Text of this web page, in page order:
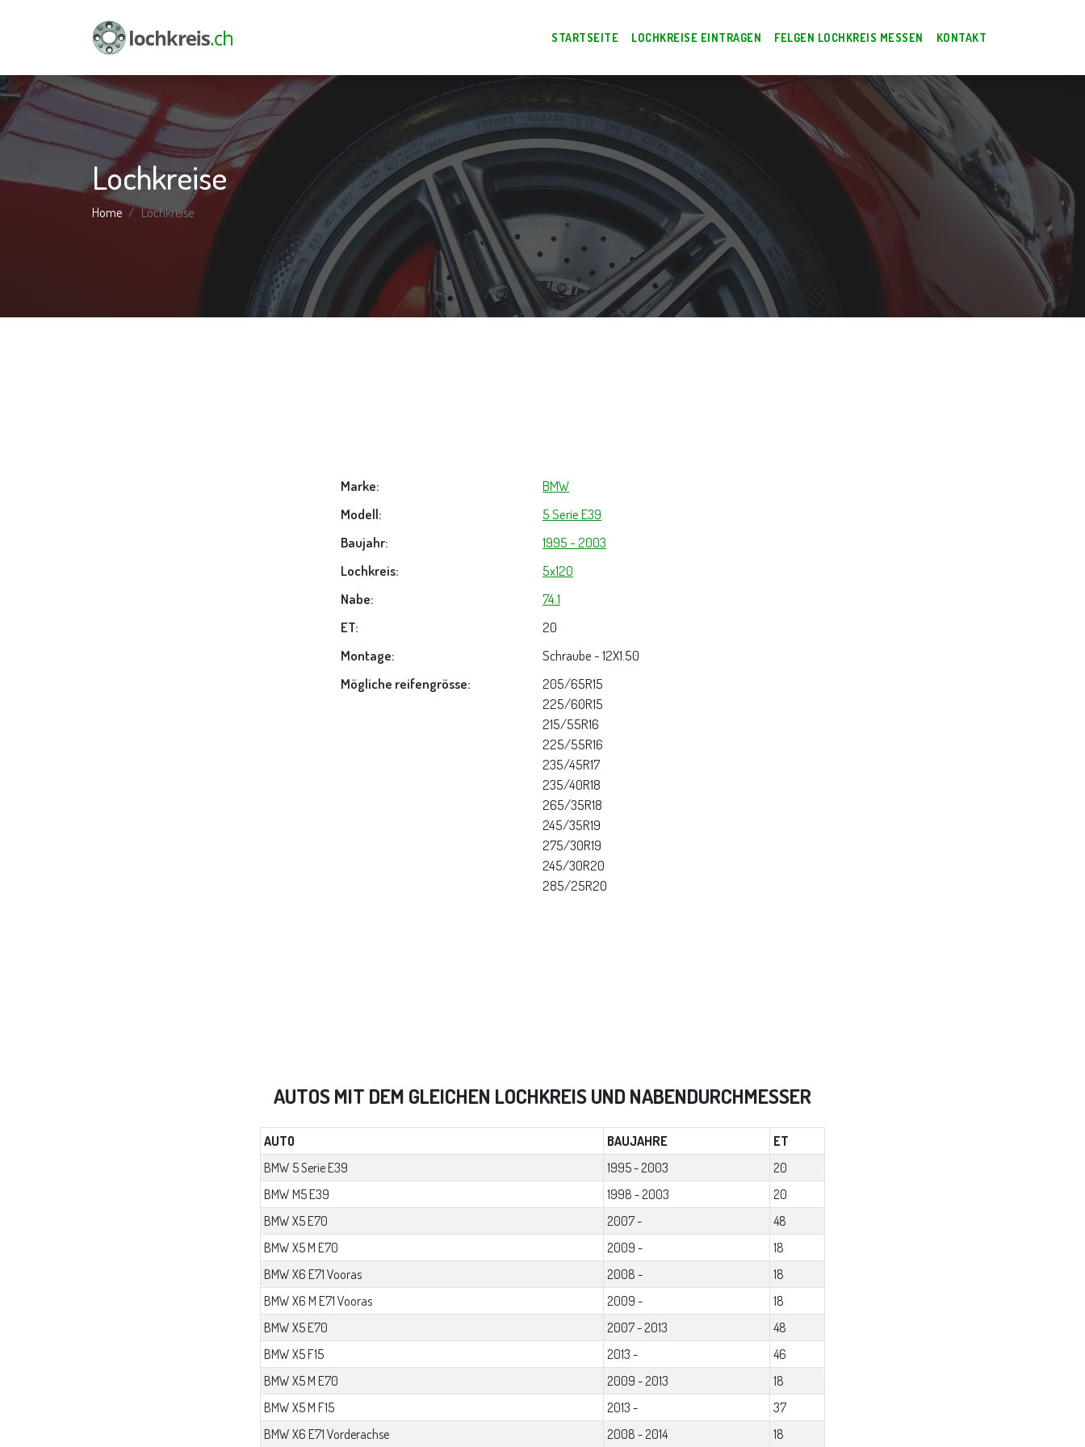
STARTSEITE LOCHKREISE EINTRAGEN FELGEN LOCHKREIS MESSEN KONTAKT
Lochkreise
Home Lochkreise
Marke:
BMW
Modell:
5 Serie E39
Baujahr:
1995 - 2003
Lochkreis:
5x120
Nabe:
74.1
ET:
20
Montage:
Schraube - 12X1.50
Mögliche reifengrösse:
205/65R15
225/60R15
215/55R16
225/55R16
235/45R17
235/40R18
265/35R18
245/35R19
275/30R19
245/30R20
285/25R20
AUTOS MIT DEM GLEICHEN LOCHKREIS UND NABENDURCHMESSER
AUTO BAUJAHRE
ET
BMW 5 Serie E39
1995 - 2003
20
BMW M5 E39
1998 - 2003
20
BMW X5 E70
2007 -
48
BMW X5 M E70
2009 -
18
BMW X6 E71 Vooras
2008 -
18
BMW X6 M E71 Vooras
2009 -
18
BMW X5 E70
2007 - 2013
48
BMW X5 F15
2013 -
46
BMW X5 M E70
2009 - 2013
18
BMW X5 M F15
2013 -
37
BMW X6 E71 Vorderachse
2008 - 2014 18